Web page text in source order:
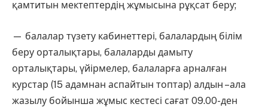
қамтитын мектептердің жұмысына рұқсат беру;
— балалар түзету кабинеттері, балалардың білім
беру орталықтары, балаларды дамыту
орталықтары, үйірмелер, балаларға арналған
курстар (15 адамнан аспайтын топтар) алдын –ала
жазылу бойынша жұмыс кестесі сағат 09.00-ден